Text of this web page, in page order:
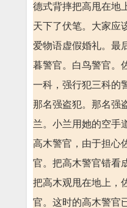
德式背摔把高甩在地
天下了伏笔。大家应
爱物语虚假婚礼。最
暮警官。白鸟警官。
一科，强行犯三科的
那名强盗犯。那名强
兰。小兰用她的空手
高木警官，由于担心
官。把高木警官错看
把高木观甩在地上，
官。这时的高木警官